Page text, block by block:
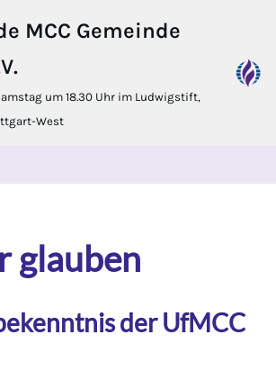
MCC Gemeinde
um 18.30 Uhr im Ludwigstift,
West
glauben
der UfMCC